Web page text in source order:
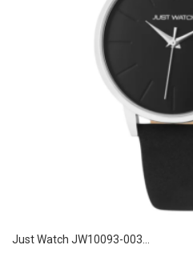
Just Watch JW10093-003...